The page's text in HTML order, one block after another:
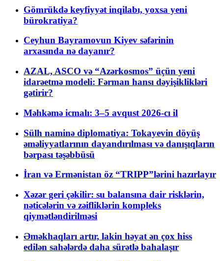
Gömrükdə keyfiyyət inqilabı, yoxsa yeni
bürokratiya?
Ceyhun Bayramovun Kiyev səfərinin
arxasında nə dayanır?
AZAL, ASCO və “Azərkosmos” üçün yeni
idarəetmə modeli: Fərman hansı dəyişiklikləri
gətirir?
Məhkəmə icmalı: 3–5 avqust 2026-cı il
Sülh naminə diplomatiya: Tokayevin döyüş
əməliyyatlarının dayandırılması və danışıqların
bərpası təşəbbüsü
İran və Ermənistan öz “TRIPP”lərini hazırlayır
Xəzər geri çəkilir: su balansına dair risklərin,
nəticələrin və zəifliklərin kompleks
qiymətləndirilməsi
Əməkhaqları artır, lakin həyat ən çox hiss
edilən sahələrdə daha sürətlə bahalaşır